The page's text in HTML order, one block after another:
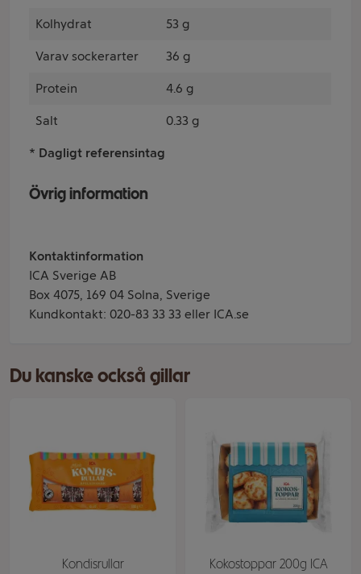
Kolhydrat 53 g
Varav sockerarter 36 g
Protein 4.6 g
Salt 0.33 g
* Dagligt referensintag
Övrig information
Kontaktinformation
ICA Sverige AB
Box 4075, 169 04 Solna, Sverige
Kundkontakt: 020-83 33 33 eller ICA.se
Du kanske också gillar
Kondisrullar
Kokostoppar 200g ICA